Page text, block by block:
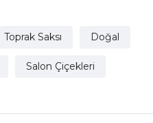
Toprak Saksı Doğal
Salon Çiçekleri